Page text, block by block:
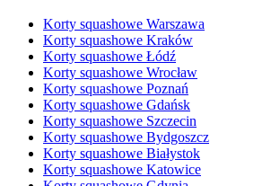
Korty squashowe Warszawa
Korty squashowe Kraków
Korty squashowe Łódź
Korty squashowe Wrocław
Korty squashowe Poznań
Korty squashowe Gdańsk
Korty squashowe Szczecin
Korty squashowe Bydgoszcz
Korty squashowe Białystok
Korty squashowe Katowice